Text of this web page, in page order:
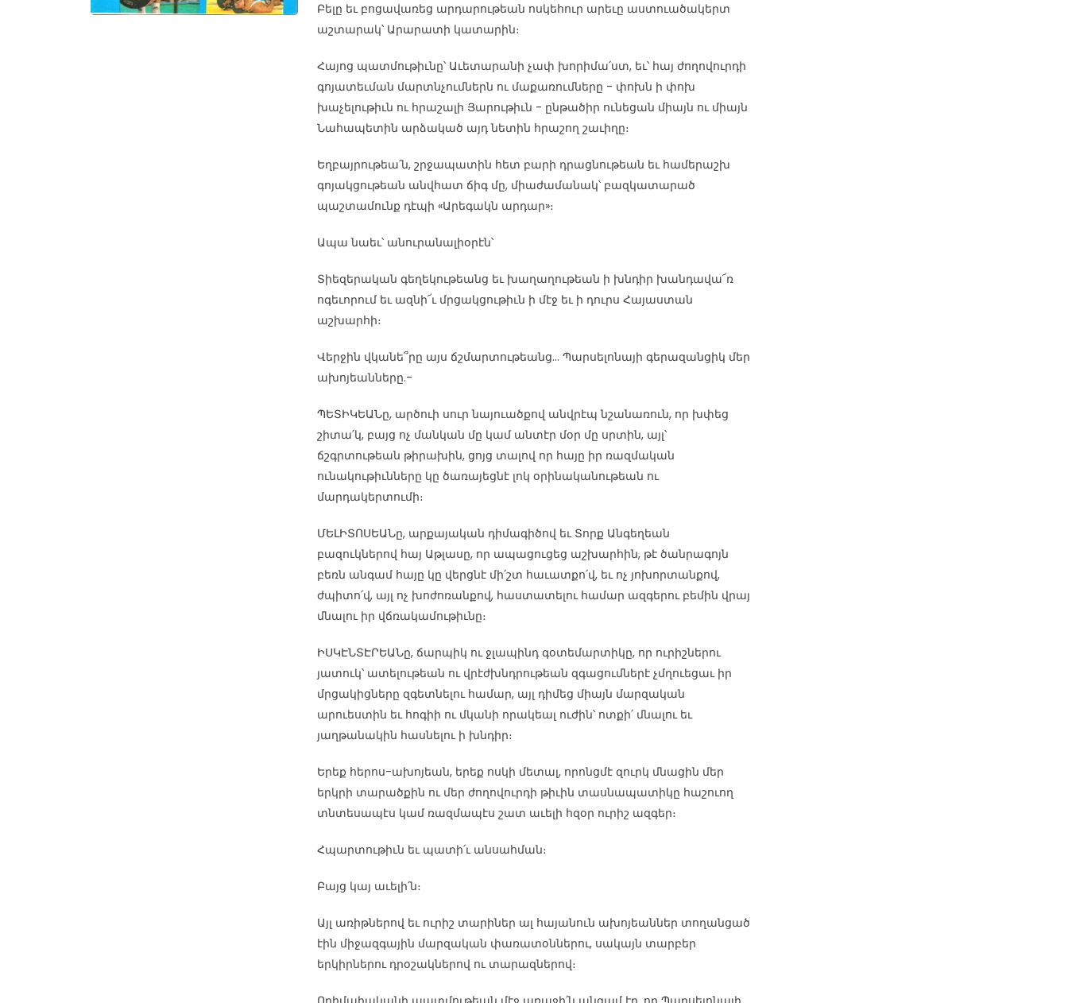
Բելը եւ բոցավառեց արդարութեան ոսկեհուր արեւը աստուածակերտ
աշտարակ՝ Արարատի կատարին։
Հայոց պատմութիւնը՝ Աւետարանի չափ խորիմա՛ստ, եւ՝ հայ ժողովուրդի
գոյատեւման մարտնչումներն ու մաքառումները - փոխն ի փոխ
խաչելութիւն ու հրաշալի Յարութիւն - ընթածիր ունեցան միայն ու միայն
Նահապետին արձակած այդ նետին հրաշող շաւիղը։
Եղբայրութեա՛ն, շրջապատին հետ բարի դրացնութեան եւ համերաշխ
գոյակցութեան անվհատ ճիգ մը, միաժամանակ՝ բազկատարած
պաշտամունք դէպի «Արեգակն արդար»։
Ապա նաեւ՝ անուրանալիօրէն՝
Տիեզերական գեղեկութեանց եւ խաղաղութեան ի խնդիր խանդավա՜ռ
ոգեւորում եւ ազնի՜ւ մրցակցութիւն ի մէջ եւ ի դուրս Հայաստան
աշխարհի։
Վերջին վկանե՞րը այս ճշմարտութեանց… Պարսելոնայի գերազանցիկ մեր
ախոյեանները.-
ՊԵՏԻԿԵԱՆը, արծուի սուր նայուածքով անվրէպ նշանառուն, որ խփեց
շիտա՛կ, բայց ոչ մանկան մը կամ անտէր մօր մը սրտին, այլ՝
ճշգրտութեան թիրախին, ցոյց տալով որ հայը իր ռազմական
ունակութիւնները կը ծառայեցնէ լոկ օրինականութեան ու
մարդակերտումի։
ՄԵԼԻՏՈՍԵԱՆը, արքայական դիմագիծով եւ Տորք Անգեղեան
բազուկներով հայ Աթլասը, որ ապացուցեց աշխարհին, թէ ծանրագոյն
բեռն անգամ հայը կը վերցնէ մի՛շտ հաւատքո՛վ, եւ ոչ յոխորտանքով,
ժպիտո՛վ, այլ ոչ խոժոռանքով, հաստատելու համար ազգերու բեմին վրայ
մնալու իր վճռակամութիւնը։
ԻՍԿԷՆՏԷՐԵԱՆը, ճարպիկ ու ջլապինդ գօտեմարտիկը, որ ուրիշներու
յատուկ՝ ատելութեան ու վրէժխնդրութեան զգացումներէ չմղուեցաւ իր
մրցակիցները զգետնելու համար, այլ դիմեց միայն մարզական
արուեստին եւ հոգիի ու մկանի որակեալ ուժին՝ ոտքի՛ մնալու եւ
յաղթանակին հասնելու ի խնդիր։
Երեք հերոս-ախոյեան, երեք ոսկի մետալ, որոնցմէ զուրկ մնացին մեր
երկրի տարածքին ու մեր ժողովուրդի թիւին տասնապատիկը հաշուող
տնտեսապէս կամ ռազմապէս շատ աւելի հզօր ուրիշ ազգեր։
Հպարտութիւն եւ պատի՛ւ անսահման։
Բայց կայ աւելի՛ն։
Այլ առիթներով եւ ուրիշ տարիներ ալ հայանուն ախոյեաններ տողանցած
էին միջազգային մարզական փառատօններու, սակայն տարբեր
երկիրներու դրօշակներով ու տարազներով։